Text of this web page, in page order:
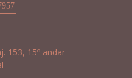
153, 15º andar